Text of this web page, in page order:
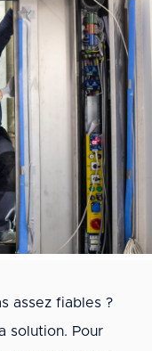
assez fiables ?
solution. Pour